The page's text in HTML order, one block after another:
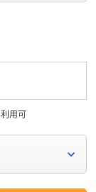
用可